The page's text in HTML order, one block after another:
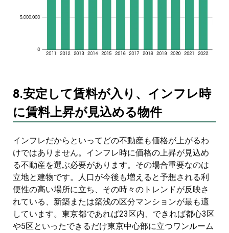
8.安定して賃料が入り、インフレ時
に賃料上昇が見込める物件
インフレだからといってどの不動産も価格が上がるわ
けではありません。インフレ時に価格の上昇が見込め
る不動産を選ぶ必要があります。その場合重要なのは
立地と建物です。人口が今後も増えると予想される利
便性の高い場所に立ち、その時々のトレンドが反映さ
れている、新築または築浅の区分マンションが最も適
しています。東京都であれば23区内、できれば都心3区
や5区といったできるだけ東京中心部に立つワンルーム